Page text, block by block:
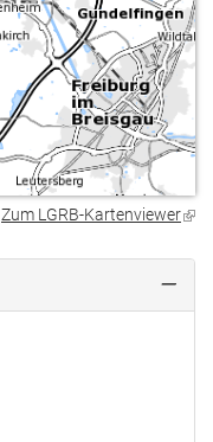
Zum LGRB-Kartenviewer